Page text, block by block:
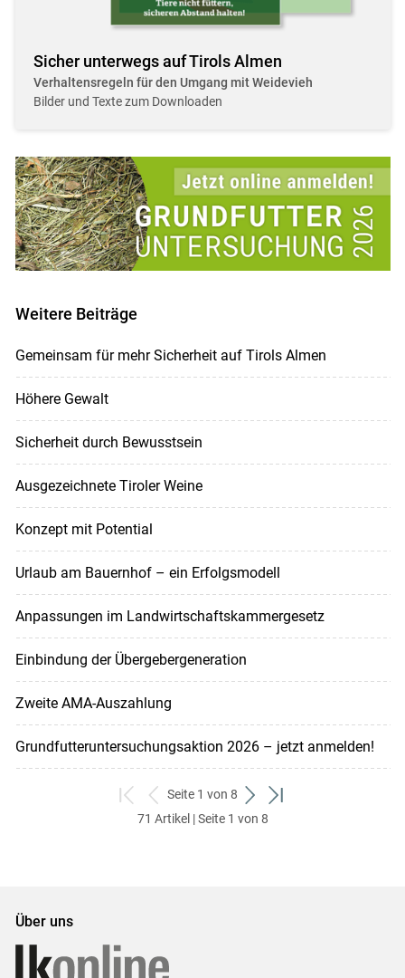
Sicher unterwegs auf Tirols Almen
Verhaltensregeln für den Umgang mit Weidevieh
Bilder und Texte zum Downloaden
Weitere Beiträge
Gemeinsam für mehr Sicherheit auf Tirols Almen
Höhere Gewalt
Sicherheit durch Bewusstsein
Ausgezeichnete Tiroler Weine
Konzept mit Potential
Urlaub am Bauernhof – ein Erfolgsmodell
Anpassungen im Landwirtschaftskammergesetz
Einbindung der Übergebergeneration
Zweite AMA-Auszahlung
Grundfutteruntersuchungsaktion 2026 – jetzt anmelden!
zum
ersten
zurück
zum
Seite 1 von 8
weiter
zum
zum
71 Artikel | Seite 1 von 8
Über uns